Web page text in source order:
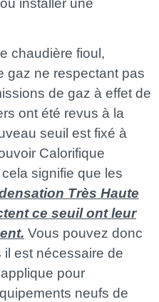
installer une
chaudière fioul,
gaz ne respectant pas
de gaz à effet de
ont été revus à la
seuil est fixé à
Calorifique
signifie que les
Très Haute
ce seuil ont leur
Vous pouvez donc
il est nécessaire de
pour
neufs de